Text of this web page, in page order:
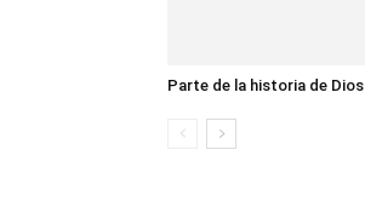
Parte de la historia de Dios